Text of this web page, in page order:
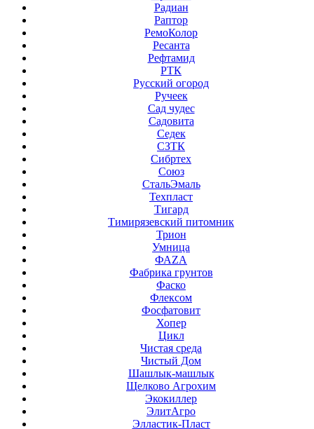
Радиан
Раптор
РемоКолор
Ресанта
Рефтамид
РТК
Русский огород
Ручеек
Сад чудес
Садовита
Седек
СЗТК
Сибртех
Союз
СтальЭмаль
Техпласт
Тигард
Тимирязевский питомник
Трион
Умница
ФАZА
Фабрика грунтов
Фаско
Флексом
Фосфатовит
Хопер
Цикл
Чистая среда
Чистый Дом
Шашлык-машлык
Щелково Агрохим
Экокиллер
ЭлитАгро
Элластик-Пласт